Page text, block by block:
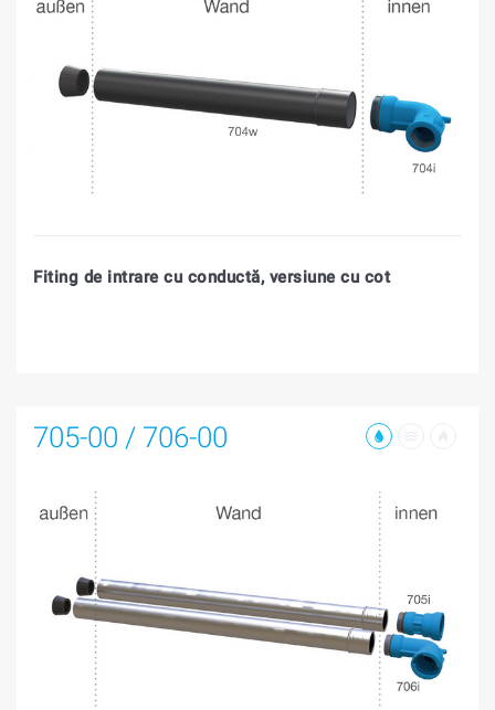
Fiting de intrare cu conductă, versiune cu cot
705-00 / 706-00